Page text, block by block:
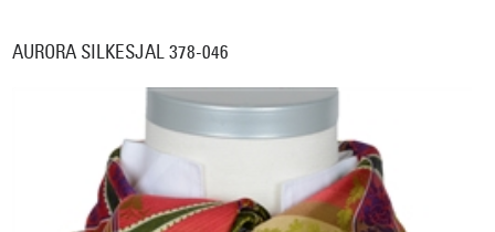
AURORA SILKESJAL 378-046